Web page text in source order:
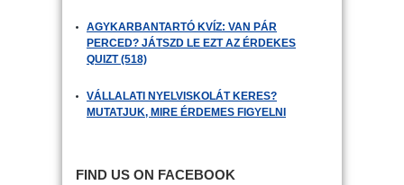
AGYKARBANTARTÓ KVÍZ: VAN PÁR
PERCED? JÁTSZD LE EZT AZ ÉRDEKES
QUIZT (518)
VÁLLALATI NYELVISKOLÁT KERES?
MUTATJUK, MIRE ÉRDEMES FIGYELNI
FIND US ON FACEBOOK